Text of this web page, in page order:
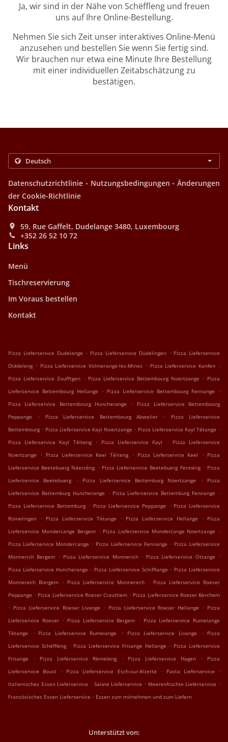
Ja, wir sind in der Nähe von Schëffleng und freuen
uns auf Ihre Online-Bestellung.
Nehmen Sie sich Zeit unser interaktives Online-Menü
anzusehen und bestellen Sie wenn Sie fertig sind.
Wir brauchen nur etwa eine Minute Ihre Bestellung
mit einer individuellen Zeitabschätzung zu
bestätigen.
Datenschutzrichtlinie . Nutzungsbedingungen . Änderungen
der Cookie-Richtlinie
Kontakt
59, Rue Gaffelt, Dudelange 3480, Luxembourg
+352 26 52 10 72
Links
Menü
Tischreservierung
Im Voraus bestellen
Kontakt
Pizza Lieferservice Dudelange . Pizza Lieferservice Düdelingen . Pizza Lieferservice
Diddeleng . Pizza Lieferservice Volmerange-les-Mines . Pizza Lieferservice Kanfen .
Pizza Lieferservice Zoufftgen . Pizza Lieferservice Bettembourg Noertzange . Pizza
Lieferservice Bettembourg Hellange
. Pizza Lieferservice Bettembourg Fennange
.
Pizza Lieferservice Bettembourg Huncherange
.
Pizza Lieferservice Bettembourg
Peppange
. Pizza Lieferservice Bettembourg Abweiler .
Pizza Lieferservice
Bettembourg . Pizza Lieferservice Kayl Noertzange . Pizza Lieferservice Kayl Tétange .
Pizza Lieferservice Kayl Téiteng
. Pizza Lieferservice Kayl .
Pizza Lieferservice
Noertzange
. Pizza Lieferservice Keel Téiteng . Pizza Lieferservice Keel . Pizza
Lieferservice Beetebuerg Näerzéng . Pizza Lieferservice Beetebuerg Fennéng . Pizza
Lieferservice Beetebuerg
. Pizza Lieferservice Bettemburg Noertzange .
Pizza
Lieferservice Bettemburg Huncherange . Pizza Lieferservice Bettemburg Fennange .
Pizza Lieferservice Bettemburg . Pizza Lieferservice Peppange . Pizza Lieferservice
Rümelingen
. Pizza Lieferservice Tétange . Pizza Lieferservice Hellange .
Pizza
Lieferservice Mondercange Bergem . Pizza Lieferservice Mondercange Noertzange .
Pizza Lieferservice Mondercange . Pizza Lieferservice Fennange . Pizza Lieferservice
Monnerich Bergem . Pizza Lieferservice Monnerich . Pizza Lieferservice Ottange .
Pizza Lieferservice Huncherange . Pizza Lieferservice Schifflange . Pizza Lieferservice
Monnerech Biergem . Pizza Lieferservice Monnerech . Pizza Lieferservice Roeser
Peppange . Pizza Lieferservice Roeser Crauthem . Pizza Lieferservice Roeser Berchem
. Pizza Lieferservice Roeser Livange . Pizza Lieferservice Roeser Hellange . Pizza
Lieferservice Roeser . Pizza Lieferservice Bergem . Pizza Lieferservice Rumelange
Tétange
. Pizza Lieferservice Rumelange . Pizza Lieferservice Livange .
Pizza
Lieferservice Schëffleng . Pizza Lieferservice Frisange Hellange . Pizza Lieferservice
Frisange
. Pizza Lieferservice Rëmeleng . Pizza Lieferservice Hagen .
Pizza
Lieferservice Boust
. Pizza Lieferservice Esch-sur-Alzette . Pasta Lieferservice .
Italienisches Essen Lieferservice . Salate Lieferservice . Meeresfrüchte Lieferservice .
Französisches Essen Lieferservice . Essen zum mitnehmen und zum Liefern
Unterstützt von: